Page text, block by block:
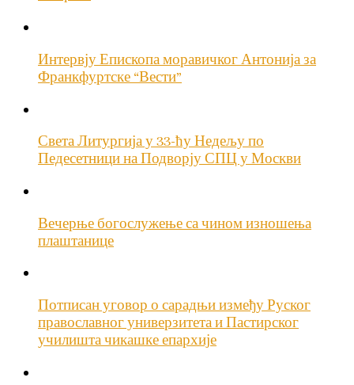
Интервју Епископа моравичког Антонија за
Франкфуртске “Вести”
Света Литургија у 33-ћу Недељу по
Педесетници на Подворју СПЦ у Москви
Вечерње богослужење са чином изношења
плаштанице
Потписан уговор о сарадњи између Руског
православног универзитета и Пастирског
училишта чикашке епархије